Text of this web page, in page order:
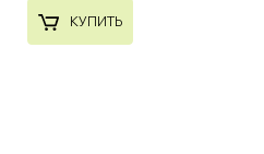
КУПИТЬ